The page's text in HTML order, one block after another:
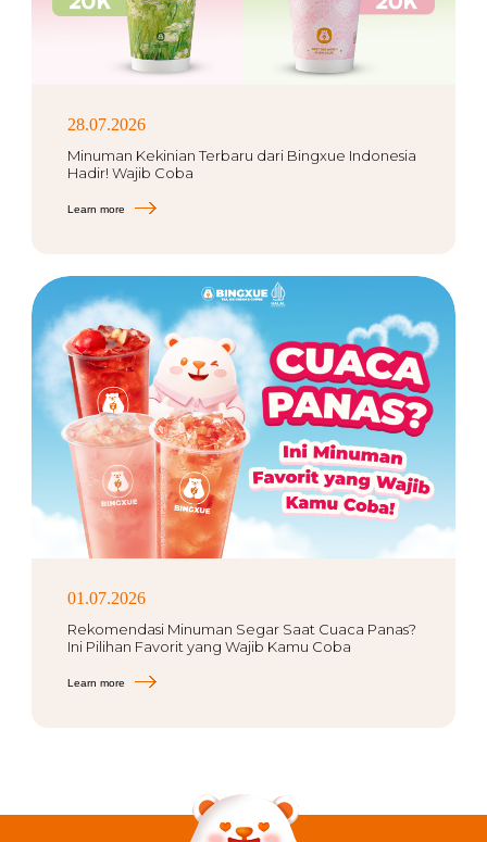
28.07.2026
Minuman Kekinian Terbaru dari Bingxue Indonesia
Hadir! Wajib Coba
Learn more
01.07.2026
Rekomendasi Minuman Segar Saat Cuaca Panas?
Ini Pilihan Favorit yang Wajib Kamu Coba
Learn more